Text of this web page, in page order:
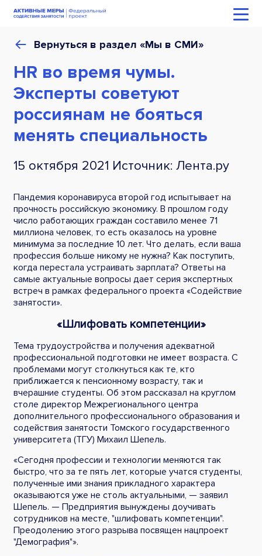
Вернуться в раздел «Мы в СМИ»
HR во время чумы.
Эксперты советуют
россиянам не бояться
менять специальность
15 октября 2021 Источник: Лента.ру
Пандемия коронавируса второй год испытывает на
прочность российскую экономику. В прошлом году
число работающих граждан составило менее 71
миллиона человек, то есть оказалось на уровне
минимума за последние 10 лет. Что делать, если ваша
профессия больше никому не нужна? Как поступить,
когда перестала устраивать зарплата? Ответы на
самые актуальные вопросы дает серия экспертных
встреч в рамках федерального проекта «Содействие
занятости».
«Шлифовать компетенции»
Тема трудоустройства и получения адекватной
профессиональной подготовки не имеет возраста. С
проблемами могут столкнуться как те, кто
приближается к пенсионному возрасту, так и
вчерашние студенты. Об этом рассказал на круглом
столе директор Межрегионального центра
дополнительного профессионального образования и
содействия занятости Томского государственного
университета (ТГУ) Михаил Шепель.
«Сегодня профессии и технологии меняются так
быстро, что за те пять лет, которые учатся студенты,
полученные ими знания прикладного характера
оказываются уже не столь актуальными, — заявил
Шепель. — Предприятия вынуждены доучивать
сотрудников на месте, "шлифовать компетенции".
Преодолению этого разрыва посвящен нацпроект
"Демография"».